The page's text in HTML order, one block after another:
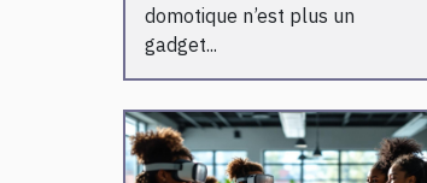
domotique n’est plus un
gadget...